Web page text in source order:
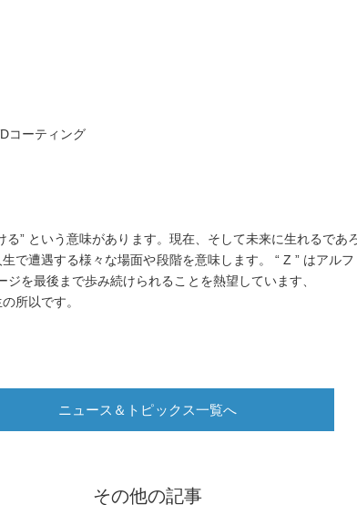
コーティング
” という意味があります。現在、そして未来に生れるで
で遭遇する様々な場面や段階を意味します。 “ Z ” はアル
を最後まで歩み続けられることを熱望しています、
所以です。
ニュース＆トピックス一覧へ
その他の記事